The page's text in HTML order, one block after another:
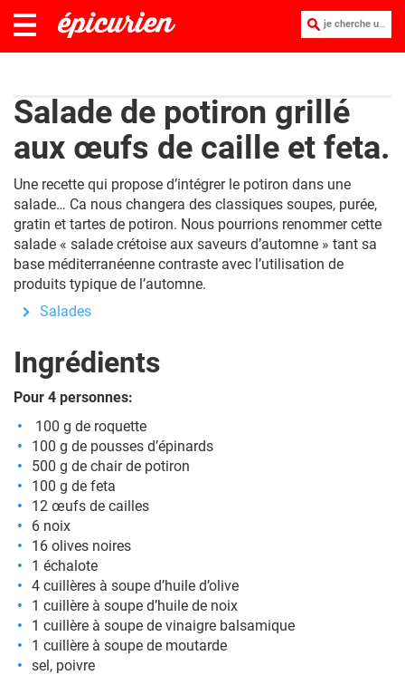
je cherche une recette :
Salade de potiron grillé
aux œufs de caille et feta.
Une recette qui propose d’intégrer le potiron dans une
salade… Ca nous changera des classiques soupes, purée,
gratin et tartes de potiron. Nous pourrions renommer cette
salade « salade crétoise aux saveurs d’automne » tant sa
base méditerranéenne contraste avec l’utilisation de
produits typique de l’automne.
Salades
Ingrédients
Pour 4 personnes:
100 g de roquette
100 g de pousses d’épinards
500 g de chair de potiron
100 g de feta
12 œufs de cailles
6 noix
16 olives noires
1 échalote
4 cuillères à soupe d’huile d’olive
1 cuillère à soupe d’huile de noix
1 cuillère à soupe de vinaigre balsamique
1 cuillère à soupe de moutarde
sel, poivre